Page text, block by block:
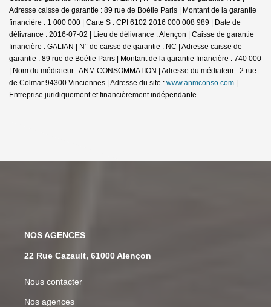
Adresse caisse de garantie : 89 rue de Boétie Paris | Montant de la garantie
financière : 1 000 000 | Carte S : CPI 6102 2016 000 008 989 | Date de
délivrance : 2016-07-02 | Lieu de délivrance : Alençon | Caisse de garantie
financière : GALIAN | N° de caisse de garantie : NC | Adresse caisse de
garantie : 89 rue de Boétie Paris | Montant de la garantie financière : 740 000
| Nom du médiateur : ANM CONSOMMATION | Adresse du médiateur : 2 rue
de Colmar 94300 Vinciennes | Adresse du site : www.anmconso.com |
Entreprise juridiquement et financièrement indépendante
NOS AGENCES
22 Rue Cazault, 61000 Alençon
Nous contacter
Nos agences